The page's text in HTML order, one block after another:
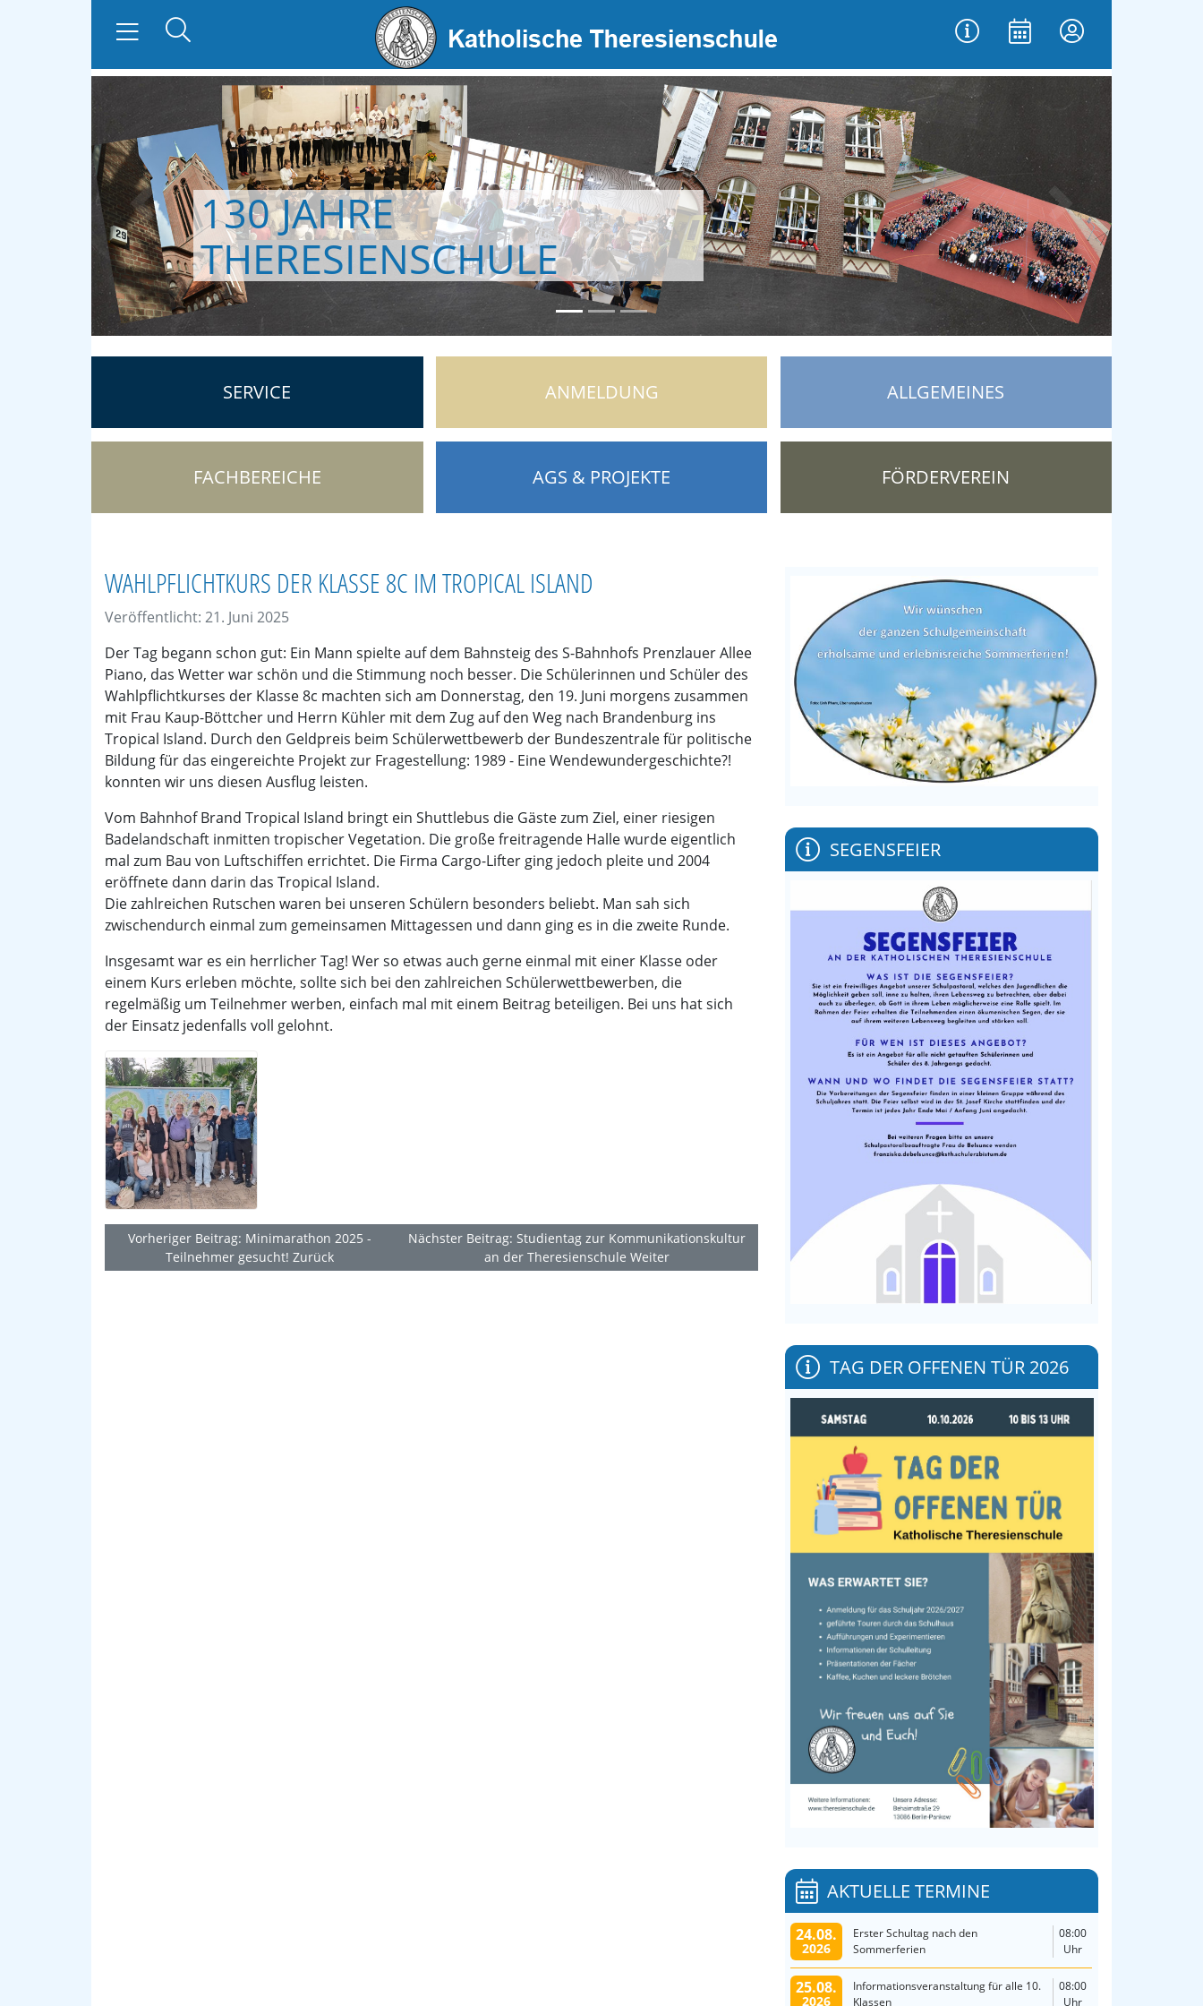
130 JAHRE
THERESIENSCHULE
zurück vor
SERVICE ANMELDUNG ALLGEMEINES
FACHBEREICHE AGS & PROJEKTE FÖRDERVEREIN
WAHLPFLICHTKURS DER KLASSE 8C IM TROPICAL ISLAND
Veröffentlicht: 21. Juni 2025
Der Tag begann schon gut: Ein Mann spielte auf dem Bahnsteig des S-Bahnhofs Prenzlauer Allee
Piano, das Wetter war schön und die Stimmung noch besser. Die Schülerinnen und Schüler des
Wahlpflichtkurses der Klasse 8c machten sich am Donnerstag, den 19. Juni morgens zusammen
mit Frau Kaup-Böttcher und Herrn Kühler mit dem Zug auf den Weg nach Brandenburg ins
Tropical Island. Durch den Geldpreis beim Schülerwettbewerb der Bundeszentrale für politische
Bildung für das eingereichte Projekt zur Fragestellung: 1989 - Eine Wendewundergeschichte?!
konnten wir uns diesen Ausflug leisten.
Vom Bahnhof Brand Tropical Island bringt ein Shuttlebus die Gäste zum Ziel, einer riesigen
Badelandschaft inmitten tropischer Vegetation. Die große freitragende Halle wurde eigentlich
mal zum Bau von Luftschiffen errichtet. Die Firma Cargo-Lifter ging jedoch pleite und 2004
eröffnete dann darin das Tropical Island.
Die zahlreichen Rutschen waren bei unseren Schülern besonders beliebt. Man sah sich
zwischendurch einmal zum gemeinsamen Mittagessen und dann ging es in die zweite Runde.
Insgesamt war es ein herrlicher Tag! Wer so etwas auch gerne einmal mit einer Klasse oder
einem Kurs erleben möchte, sollte sich bei den zahlreichen Schülerwettbewerben, die
regelmäßig um Teilnehmer werben, einfach mal mit einem Beitrag beteiligen. Bei uns hat sich
der Einsatz jedenfalls voll gelohnt.
Vorheriger Beitrag: Minimarathon 2025 -
Teilnehmer gesucht!Zurück
Nächster Beitrag: Studientag zur Kommunikationskultur
an der Theresienschule Weiter
SEGENSFEIER
TAG DER OFFENEN TÜR 2026
AKTUELLE TERMINE
24.08.
2026
Erster Schultag nach den
Sommerferien
08:00
Uhr
25.08.
2026
Informationsveranstaltung für alle 10.
Klassen
08:00
Uhr